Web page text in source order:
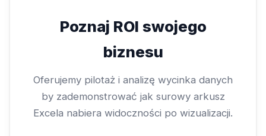
Poznaj ROI swojego
biznesu
Oferujemy pilotaż i analizę wycinka danych
by zademonstrować jak surowy arkusz
Excela nabiera widoczności po wizualizacji.